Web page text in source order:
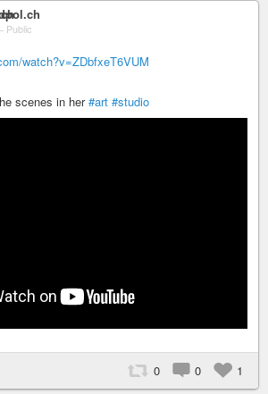
Public
watch?v=ZDbfxeT6VUM
scenes in her#art #studio
0 0 1